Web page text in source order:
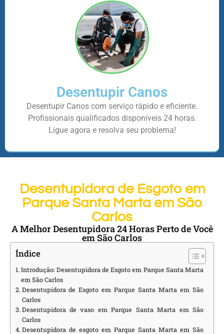
Desentupir Canos
Desentupir Canos com serviço rápido e eficiente.
Profissionais qualificados disponíveis 24 horas.
Ligue agora e resolva seu problema!
Desentupidora de Esgoto em
Parque Santa Marta em São
Carlos
A Melhor Desentupidora 24 Horas Perto de Você
em São Carlos
Índice
Introdução: Desentupidora de Esgoto em Parque Santa Marta
em São Carlos
Desentupidora de Esgoto em Parque Santa Marta em São
Carlos
Desentupidora de vaso em Parque Santa Marta em São
Carlos
Desentupidora de esgoto em Parque Santa Marta em São